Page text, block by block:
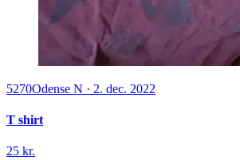
5270Odense N · 2. dec. 2022
T shirt
25 kr.